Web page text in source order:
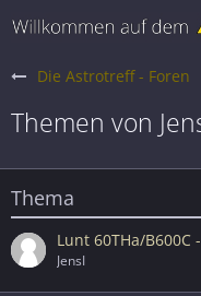
Die Astrotreff - Foren
Themen von
Thema
Lunt 60THa/B600C
JensI